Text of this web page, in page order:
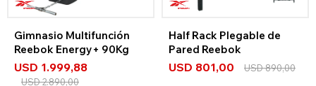
Gimnasio Multifunción
Reebok Energy+ 90Kg
USD 1.999,88
USD2.890,00
Half Rack Plegable de
Pared Reebok
USD 801,00 USD890,00